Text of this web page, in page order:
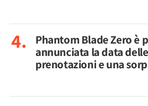
Phantom Blade Zero è
annunciata la data delle
prenotazioni e una